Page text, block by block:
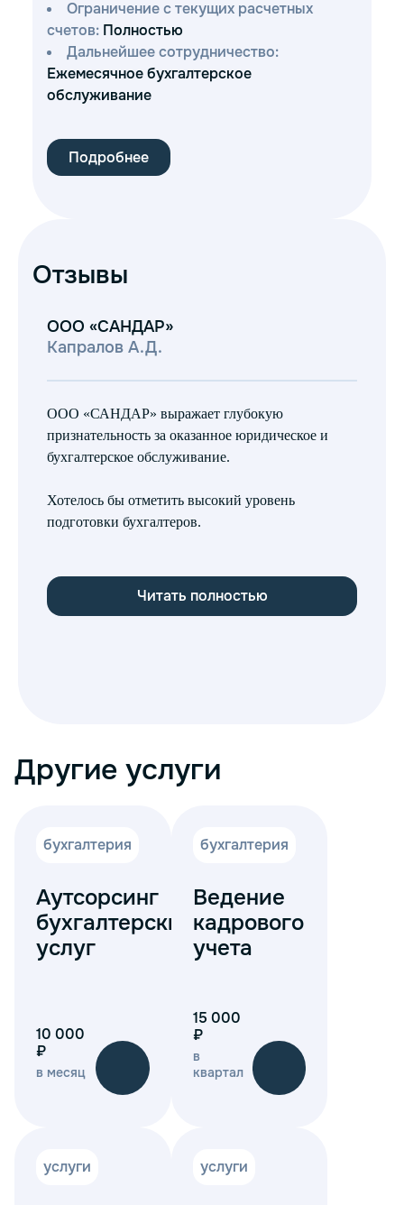
Ограничение с текущих расчетных
счетов: Полностью
Дальнейшее сотрудничество:
Ежемесячное бухгалтерское
обслуживание
Подробнее
Отзывы
ООО «САНДАР»
Капралов А.Д.
ООО «САНДАР» выражает глубокую
признательность за оказанное юридическое и
бухгалтерское обслуживание.
Хотелось бы отметить высокий уровень
подготовки бухгалтеров.
Читать полностью
Другие услуги
бухгалтерия
Аутсорсинг
бухгалтерских
услуг
10 000
₽
в месяц
бухгалтерия
Ведение
кадрового
учета
15 000
₽
в
квартал
услуги услуги